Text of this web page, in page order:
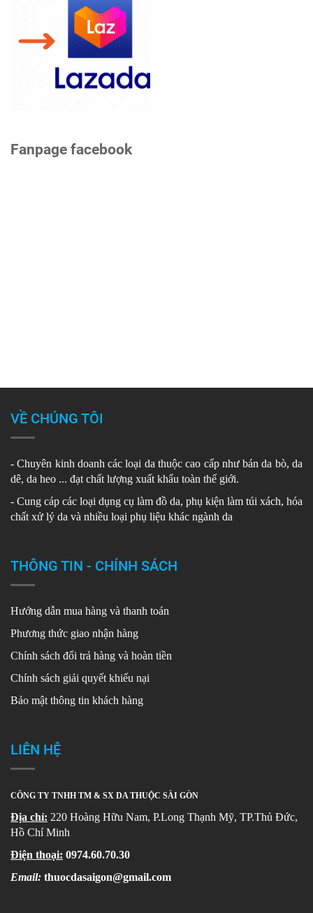
Fanpage facebook
VỀ CHÚNG TÔI
- Chuyên kinh doanh các loại da thuộc cao cấp như bán da bò, da
dê, da heo ... đạt chất lượng xuất khẩu toàn thế giới.
- Cung cáp các loại dụng cụ làm đồ da, phụ kiện làm túi xách, hóa
chất xử lý da và nhiều loại phụ liệu khác ngành da
THÔNG TIN - CHÍNH SÁCH
Hướng dẫn mua hàng và thanh toán
Phương thức giao nhận hàng
Chính sách đổi trả hàng và hoàn tiền
Chính sách giải quyết khiếu nại
Bảo mật thông tin khách hàng
LIÊN HỆ
CÔNG TY TNHH TM & SX DA THUỘC SÀI GÒN
Địa chỉ: 220 Hoàng Hữu Nam, P.Long Thạnh Mỹ, TP.Thủ Đức,
Hồ Chí Minh
Điện thoại: 0974.60.70.30
Email: thuocdasaigon@gmail.com